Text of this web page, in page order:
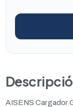
AISENS Cargador